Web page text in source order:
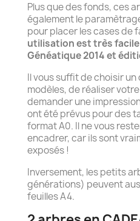
Plus que des fonds, ces
également le
pour placer les cases de
utilisation est très facile
Généatique 2014 et
Il vous suffit de choisir un
modèles, de réaliser
demander une
ont été prévus pour des
format A0. Il ne vous
encadrer, car ils sont
exposés !
Inversement, les petits
générations) peuvent
feuilles A4.